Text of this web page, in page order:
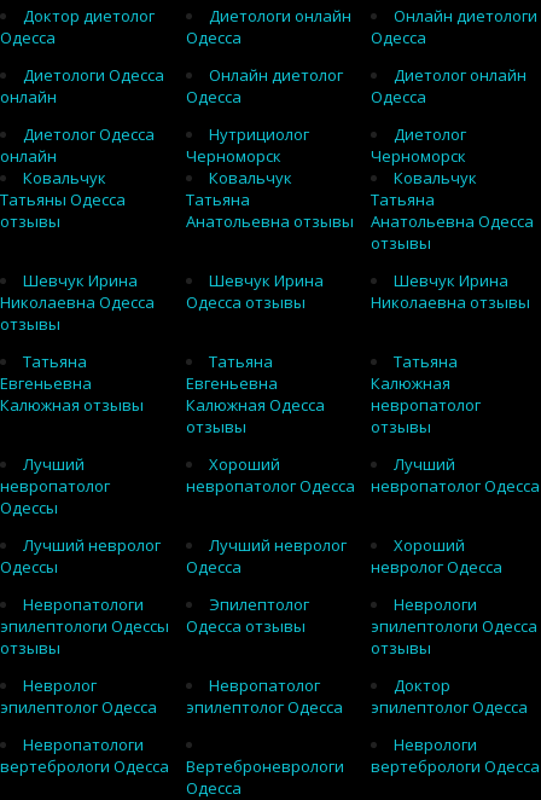
Доктор диетолог
Одесса
Диетологи онлайн
Одесса
Онлайн диетологи
Одесса
Диетологи Одесса
онлайн
Онлайн диетолог
Одесса
Диетолог онлайн
Одесса
Диетолог Одесса
онлайн
Нутрициолог
Черноморск
Диетолог
Черноморск
Ковальчук
Татьяны Одесса
отзывы
Ковальчук
Татьяна
Анатольевна отзывы
Ковальчук
Татьяна
Анатольевна Одесса
отзывы
Шевчук Ирина
Николаевна Одесса
отзывы
Шевчук Ирина
Одесса отзывы
Шевчук Ирина
Николаевна отзывы
Татьяна
Евгеньевна
Калюжная отзывы
Татьяна
Евгеньевна
Калюжная Одесса
отзывы
Татьяна
Калюжная
невропатолог
отзывы
Лучший
невропатолог
Одессы
Хороший
невропатолог Одесса
Лучший
невропатолог Одесса
Лучший невролог
Одессы
Лучший невролог
Одесса
Хороший
невролог Одесса
Невропатологи
эпилептологи Одессы
отзывы
Эпилептолог
Одесса отзывы
Неврологи
эпилептологи Одесса
отзывы
Невролог
эпилептолог Одесса
Невропатолог
эпилептолог Одесса
Доктор
эпилептолог Одесса
Невропатологи
вертебрологи Одесса
Вертеброневрологи
Одесса
Неврологи
вертебрологи Одесса